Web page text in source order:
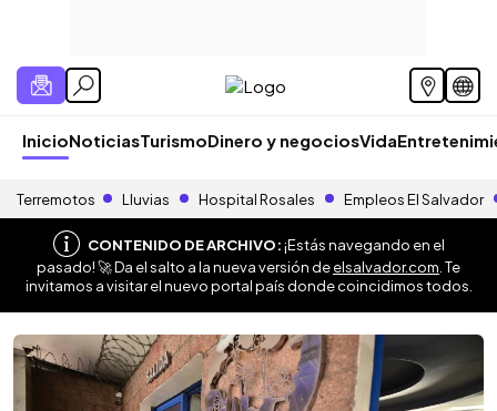
InicioNoticiasTurismoDinero y negociosVida
Terremotos Lluvias Hospital Rosales Empleos El Salvador
CONTENIDO DE ARCHIVO:¡Estás navegando en el
pasado! 🚀 Da el salto a la nueva versión deelsalvador.com . Te
invitamos a visitar el nuevo portal país donde coincidimos todos.